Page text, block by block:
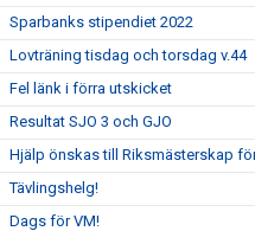
Sparbanks stipendiet 2022
Lovträning tisdag och torsdag v.44
Fel länk i förra utskicket
Resultat SJO 3 och GJO
Hjälp önskas till Riksmästerskap
Tävlingshelg!
Dags för VM!